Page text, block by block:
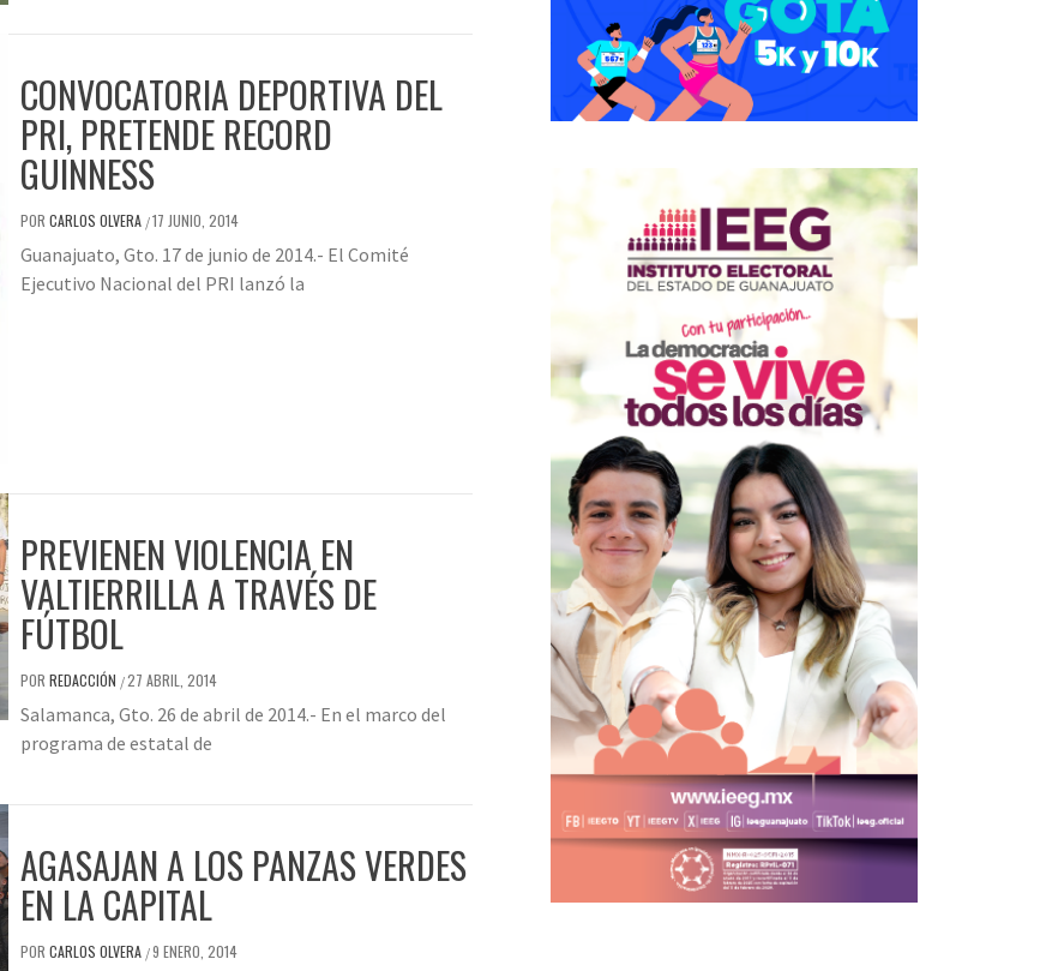
CONVOCATORIA DEPORTIVA DEL
PRI, PRETENDE RECORD
GUINNESS
POR CARLOS OLVERA /17 JUNIO, 2014
Guanajuato, Gto. 17 de junio de 2014.- El Comité
Ejecutivo Nacional del PRI lanzó la
PREVIENEN VIOLENCIA EN
VALTIERRILLA A TRAVÉS DE
FÚTBOL
POR REDACCIÓN /27 ABRIL, 2014
Salamanca, Gto. 26 de abril de 2014.- En el marco del
programa de estatal de
AGASAJAN A LOS PANZAS VERDES
EN LA CAPITAL
POR CARLOS OLVERA /9 ENERO, 2014